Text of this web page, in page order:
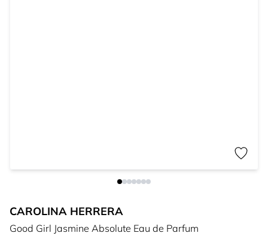
CAROLINA HERRERA
Good Girl Jasmine Absolute Eau de Parfum